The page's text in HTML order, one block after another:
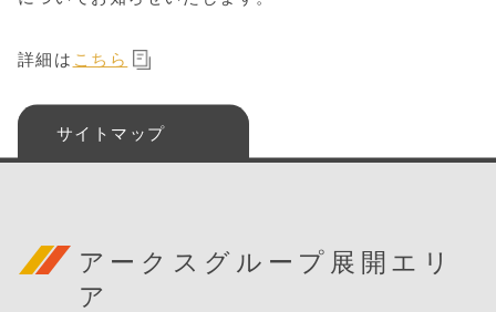
詳細は こちら
サイトマップ
アークスグループ展開エリ
ア